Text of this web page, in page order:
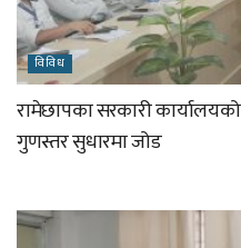
विविध
रामेछापका सरकारी कार्यालयको
गुणस्तर सुधारमा जोड